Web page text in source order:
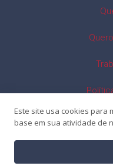
Este site usa cookies para
base em sua atividade de